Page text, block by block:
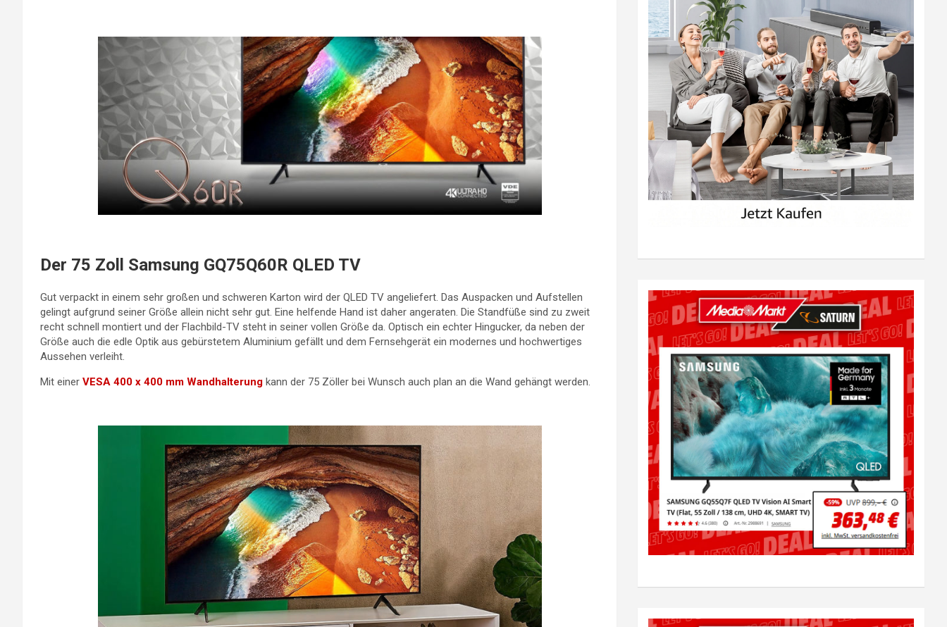
Der 75 Zoll Samsung GQ75Q60R QLED TV
Gut verpackt in einem sehr großen und schweren Karton wird der QLED TV angeliefert. Das Auspacken und Aufstellen
gelingt aufgrund seiner Größe allein nicht sehr gut. Eine helfende Hand ist daher angeraten. Die Standfüße sind zu zweit
recht schnell montiert und der Flachbild-TV steht in seiner vollen Größe da. Optisch ein echter Hingucker, da neben der
Größe auch die edle Optik aus gebürstetem Aluminium gefällt und dem Fernsehgerät ein modernes und hochwertiges
Aussehen verleiht.
Mit einer VESA 400 x 400 mm Wandhalterung kann der 75 Zöller bei Wunsch auch plan an die Wand gehängt werden.